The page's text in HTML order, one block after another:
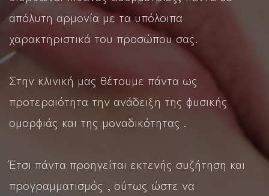
απόλυτη αρμονία με τα υπόλοιπα
χαρακτηριστικά του προσώπου σας.
Στην κλινική μας θέτουμε πάντα ως
προτεραιότητα την ανάδειξη της φυσικής
ομορφιάς και της μοναδικότητας .
Έτσι πάντα προηγείται εκτενής συζήτηση και
προγραμματισμός , ούτως ώστε να